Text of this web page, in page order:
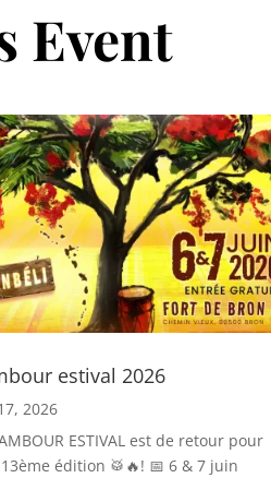
Event
estival 2026
2026
ESTIVAL est de retour pour
édition 🥁🔥! 📅 6 & 7 juin